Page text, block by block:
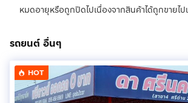
หมดอายุหรือถูกปิดไปเนื่องจากสินค้าได้ถูกขายไ
รถยนต์ อื่นๆ
HOT